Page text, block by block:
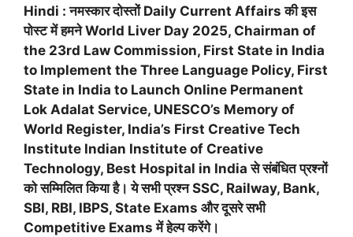
Hindi : नमस्कार दोस्तों Daily Current Affairs की इस
पोस्ट में हमनेWorld Liver Day 2025, Chairman of
the 23rd Law Commission, First State in India
to Implement the Three Language Policy, First
State in India to Launch Online Permanent
Lok Adalat Service, UNESCO’s Memory of
World Register, India’s First Creative Tech
Institute Indian Institute of Creative
Technology, Best Hospital in India से संबंधित प्रश्नों
को सम्मिलित किया है। ये सभी प्रश्न SSC, Railway, Bank,
SBI, RBI, IBPS, State Exams और दूसरे सभी
Competitive Exams में हेल्प करेंगे।